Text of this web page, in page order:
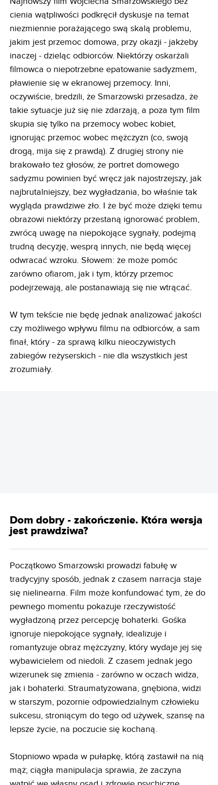
cienia wątpliwości podkręcił dyskusje na temat
niezmiennie porażającego swą skalą problemu,
jakim jest przemoc domowa, przy okazji - jakżeby
inaczej - dzieląc odbiorców. Niektórzy oskarżali
filmowca o niepotrzebne epatowanie sadyzmem,
pławienie się w ekranowej przemocy. Inni,
oczywiście, bredzili, że Smarzowski przesadza, że
takie sytuacje już się nie zdarzają, a poza tym film
skupia się tylko na przemocy wobec kobiet,
ignorując przemoc wobec mężczyzn (co, swoją
drogą, mija się z prawdą). Z drugiej strony nie
brakowało też głosów, że portret domowego
sadyzmu powinien być wręcz jak najostrzejszy, jak
najbrutalniejszy, bez wygładzania, bo właśnie tak
wygląda prawdziwe zło. I że być może dzięki temu
obrazowi niektórzy przestaną ignorować problem,
zwrócą uwagę na niepokojące sygnały, podejmą
trudną decyzję, wesprą innych, nie będą więcej
odwracać wzroku. Słowem: że może pomóc
zarówno ofiarom, jak i tym, którzy przemoc
podejrzewają, ale postanawiają się nie wtrącać.
W tym tekście nie będę jednak analizować jakości
czy możliwego wpływu filmu na odbiorców, a sam
finał, który - za sprawą kilku nieoczywistych
zabiegów reżyserskich - nie dla wszystkich jest
zrozumiały.
Dom dobry - zakończenie. Która wersja
jest prawdziwa?
Początkowo Smarzowski prowadzi fabułę w
tradycyjny sposób, jednak z czasem narracja staje
się nielinearna. Film może konfundować tym, że do
pewnego momentu pokazuje rzeczywistość
wygładzoną przez percepcję bohaterki. Gośka
ignoruje niepokojące sygnały, idealizuje i
romantyzuje obraz mężczyzny, który wydaje jej się
wybawicielem od niedoli. Z czasem jednak jego
wizerunek się zmienia - zarówno w oczach widza,
jak i bohaterki. Straumatyzowana, gnębiona, widzi
w starszym, pozornie odpowiedzialnym człowieku
sukcesu, stroniącym do tego od używek, szansę na
lepsze życie, na poczucie się kochaną.
Stopniowo wpada w pułapkę, którą zastawił na nią
mąż; ciągła manipulacja sprawia, że zaczyna